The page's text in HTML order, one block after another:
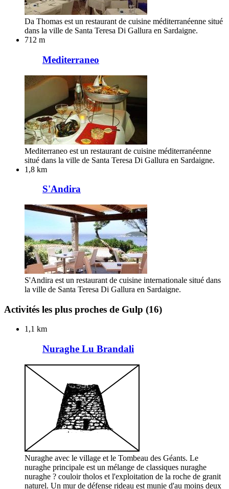
Da Thomas est un restaurant de cuisine méditerranéenne situé
dans la ville de Santa Teresa Di Gallura en Sardaigne.
712 m
Mediterraneo
Mediterraneo est un restaurant de cuisine méditerranéenne
situé dans la ville de Santa Teresa Di Gallura en Sardaigne.
1,8 km
S'Andira
S'Andira est un restaurant de cuisine internationale situé dans
la ville de Santa Teresa Di Gallura en Sardaigne.
Activités les plus proches de Gulp (16)
1,1 km
Nuraghe Lu Brandali
Nuraghe avec le village et le Tombeau des Géants. Le
nuraghe principale est un mélange de classiques nuraghe
nuraghe ? couloir tholos et l'exploitation de la roche de granit
naturel. Un mur de défense rideau est munie d'au moins deux